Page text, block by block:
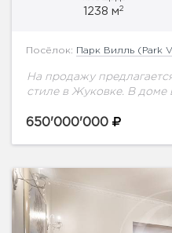
1238 м2
Посёлок: Парк Вилль (Park
На продажу
стиле в Жуковке. В доме
ведущих итальянских
650'000'000